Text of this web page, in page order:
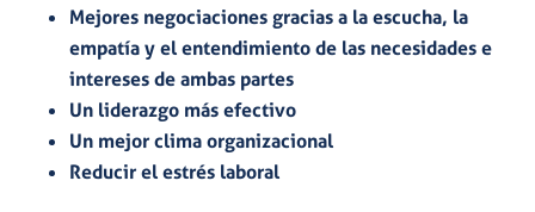
Mejores negociaciones gracias a la escucha, la
empatía y el entendimiento de las necesidades e
intereses de ambas partes
Un liderazgo más efectivo
Un mejor clima organizacional
Reducir el estrés laboral